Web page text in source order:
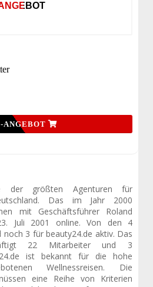
ANGEBOT
der größten Agenturen für
Das im Jahr 2000
mit Geschäftsführer Roland
Juli 2001 online. Von den 4
noch 3 für beauty24.de aktiv. Das
22 Mitarbeiter und 3
ist bekannt für die hohe
Wellnessreisen. Die
eine Reihe von Kriterien